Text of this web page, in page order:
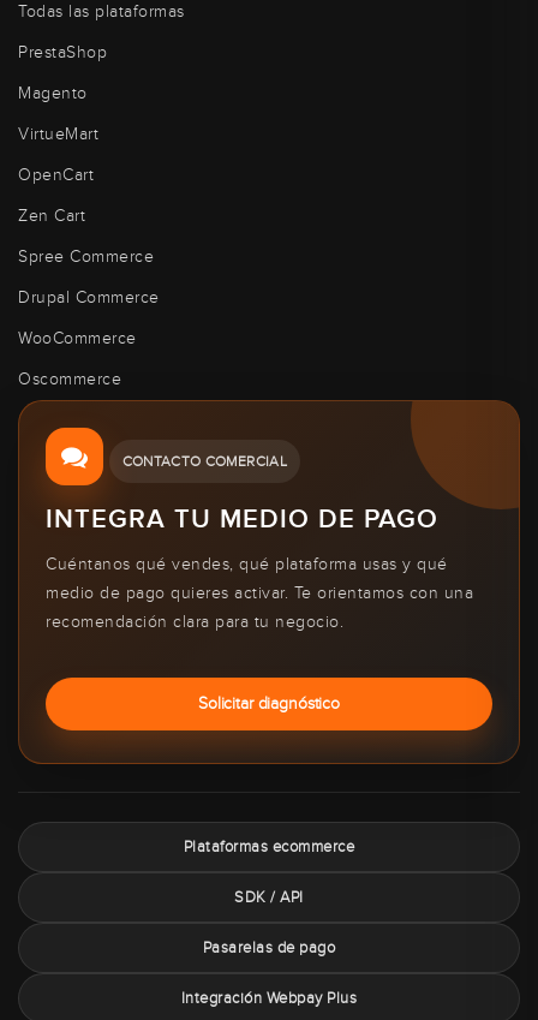
Todas las plataformas
PrestaShop
Magento
VirtueMart
OpenCart
Zen Cart
Spree Commerce
Drupal Commerce
WooCommerce
Oscommerce
CONTACTO COMERCIAL
INTEGRA TU MEDIO DE PAGO
Cuéntanos qué vendes, qué plataforma usas y qué
medio de pago quieres activar. Te orientamos con una
recomendación clara para tu negocio.
Solicitar diagnóstico
Plataformas ecommerce
SDK / API
Pasarelas de pago
Integración Webpay Plus